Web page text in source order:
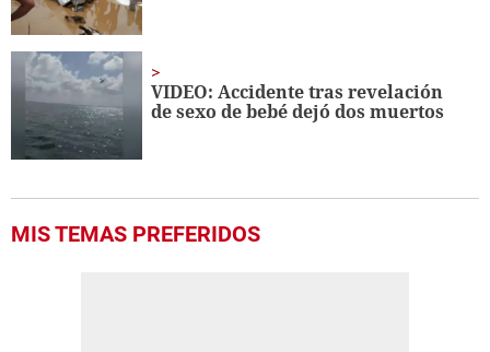
VIDEO: Accidente tras revelación
de sexo de bebé dejó dos muertos
MIS TEMAS PREFERIDOS